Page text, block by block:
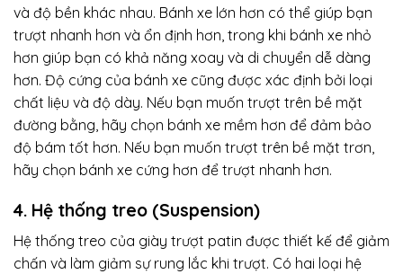
và độ bền khác nhau. Bánh xe lớn hơn có thể giúp bạn
trượt nhanh hơn và ổn định hơn, trong khi bánh xe nhỏ
hơn giúp bạn có khả năng xoay và di chuyển dễ dàng
hơn. Độ cứng của bánh xe cũng được xác định bởi loại
chất liệu và độ dày. Nếu bạn muốn trượt trên bề mặt
đường bằng, hãy chọn bánh xe mềm hơn để đảm bảo
độ bám tốt hơn. Nếu bạn muốn trượt trên bề mặt trơn,
hãy chọn bánh xe cứng hơn để trượt nhanh hơn.
4. Hệ thống treo (Suspension)
Hệ thống treo của giày trượt patin được thiết kế để giảm
chấn và làm giảm sự rung lắc khi trượt. Có hai loại hệ